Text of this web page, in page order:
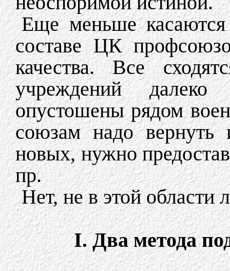
Еще меньше
составе ЦК
качества. Все
учреждений
опустошены рядом
союзам надо вернуть
новых, нужно
пр.
Нет, не в этой области
I. Два метода